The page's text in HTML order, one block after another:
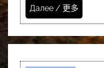
Далее / 更多